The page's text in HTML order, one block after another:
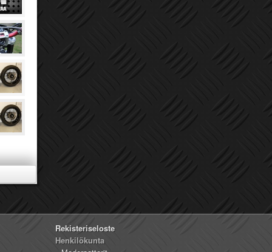
Rekisteriseloste
Henkilökunta